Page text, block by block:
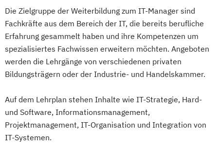
Die Zielgruppe der Weiterbildung zum IT-Manager sind
Fachkräfte aus dem Bereich der IT, die bereits berufliche
Erfahrung gesammelt haben und ihre Kompetenzen um
spezialisiertes Fachwissen erweitern möchten. Angeboten
werden die Lehrgänge von verschiedenen privaten
Bildungsträgern oder der Industrie- und Handelskammer.
Auf dem Lehrplan stehen Inhalte wie IT-Strategie, Hard-
und Software, Informationsmanagement,
Projektmanagement, IT-Organisation und Integration von
IT-Systemen.